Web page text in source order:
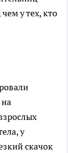
у тех, кто
у
скачок